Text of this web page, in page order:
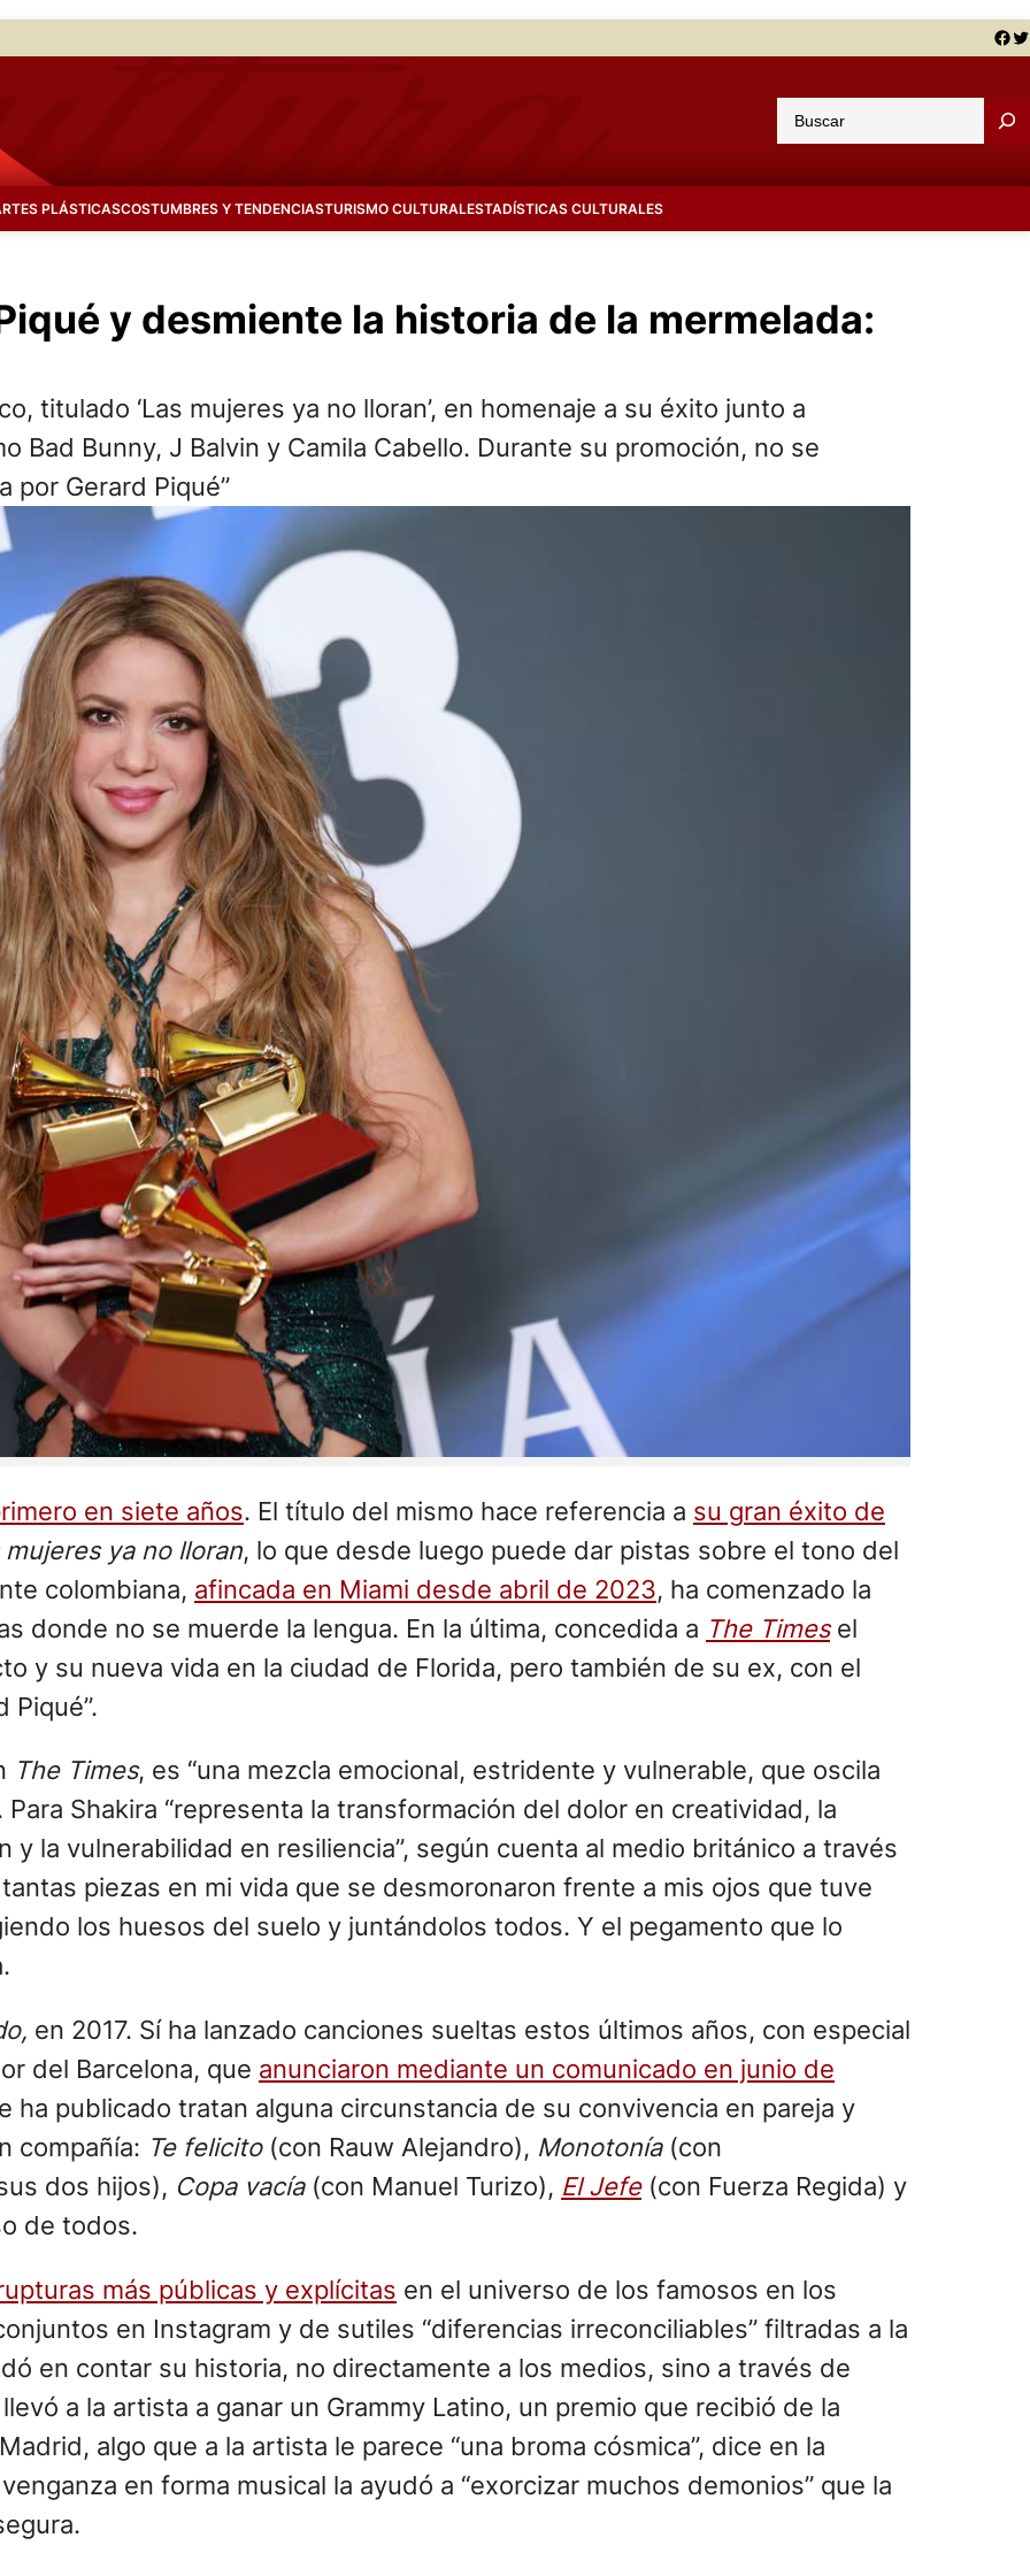
Facebook Twitter
u
a
PLÁSTICASCOSTUMBRES Y TENDENCIASTURISMO CULTURALESTADÍSTICAS CULTURALES
y desmiente la historia de la mermelada:
titulado ‘Las mujeres ya no lloran’, en homenaje a su éxito junto a
Bad Bunny, J Balvin y Camila Cabello. Durante su promoción, no se
por Gerard Piqué”
en siete años. El título del mismo hace referencia a su gran éxito de
mujeres ya no lloran, lo que desde luego puede dar pistas sobre el tono del
colombiana, afincada en Miami desde abril de 2023, ha comenzado la
donde no se muerde la lengua. En la última, concedida a The Timesel
y su nueva vida en la ciudad de Florida, pero también de su ex, con el
Piqué”.
The Times, es “una mezcla emocional, estridente y vulnerable, que oscila
Shakira “representa la transformación del dolor en creatividad, la
la vulnerabilidad en resiliencia”, según cuenta al medio británico a través
piezas en mi vida que se desmoronaron frente a mis ojos que tuve
los huesos del suelo y juntándolos todos. Y el pegamento que lo
en 2017. Sí ha lanzado canciones sueltas estos últimos años, con especial
del Barcelona, que anunciaron mediante un comunicado en junio de
publicado tratan alguna circunstancia de su convivencia en pareja y
compañía: Te felicito(con Rauw Alejandro), Monotonía(con
dos hijos), Copa vacía(con Manuel Turizo), El Jefe(con Fuerza Regida) y
de todos.
más públicas y explícitas en el universo de los famosos en los
en Instagram y de sutiles “diferencias irreconciliables” filtradas a la
en contar su historia, no directamente a los medios, sino a través de
a la artista a ganar un Grammy Latino, un premio que recibió de la
algo que a la artista le parece “una broma cósmica”, dice en la
en forma musical la ayudó a “exorcizar muchos demonios” que la